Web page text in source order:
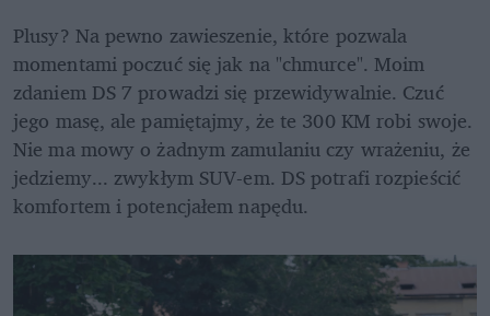
Plusy? Na pewno zawieszenie, które pozwala
momentami poczuć się jak na "chmurce". Moim
zdaniem DS 7 prowadzi się przewidywalnie. Czuć
jego masę, ale pamiętajmy, że te 300 KM robi swoje.
Nie ma mowy o żadnym zamulaniu czy wrażeniu, że
jedziemy... zwykłym SUV-em. DS potrafi rozpieścić
komfortem i potencjałem napędu.